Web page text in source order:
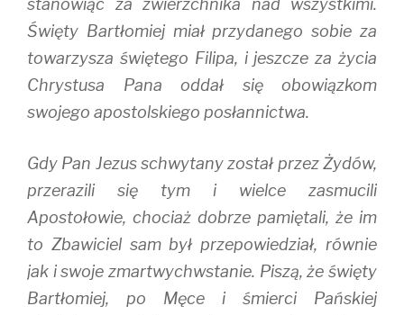
stanowiąc za zwierzchnika nad wszystkimi.
Święty Bartłomiej miał przydanego sobie za
towarzysza świętego Filipa, i jeszcze za życia
Chrystusa Pana oddał się obowiązkom
swojego apostolskiego posłannictwa.
Gdy Pan Jezus schwytany został przez Żydów,
przerazili się tym i wielce zasmucili
Apostołowie, chociaż dobrze pamiętali, że im
to Zbawiciel sam był przepowiedział, równie
jak i swoje zmartwychwstanie. Piszą, że święty
Bartłomiej, po Męce i śmierci Pańskiej